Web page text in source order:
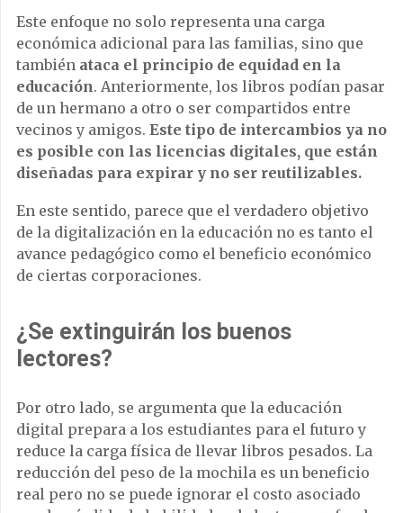
Este enfoque no solo representa una carga
económica adicional para las familias, sino que
también ataca el principio de equidad en la
educación. Anteriormente, los libros podían pasar
de un hermano a otro o ser compartidos entre
vecinos y amigos. Este tipo de intercambios ya no
es posible con las licencias digitales, que están
diseñadas para expirar y no ser reutilizables.
En este sentido, parece que el verdadero objetivo
de la digitalización en la educación no es tanto el
avance pedagógico como el beneficio económico
de ciertas corporaciones.
¿Se extinguirán los buenos
lectores?
Por otro lado, se argumenta que la educación
digital prepara a los estudiantes para el futuro y
reduce la carga física de llevar libros pesados. La
reducción del peso de la mochila es un beneficio
real pero no se puede ignorar el costo asociado